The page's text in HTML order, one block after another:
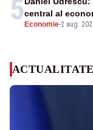
5 Economie-2 aug.
central al
ACTUALITATE